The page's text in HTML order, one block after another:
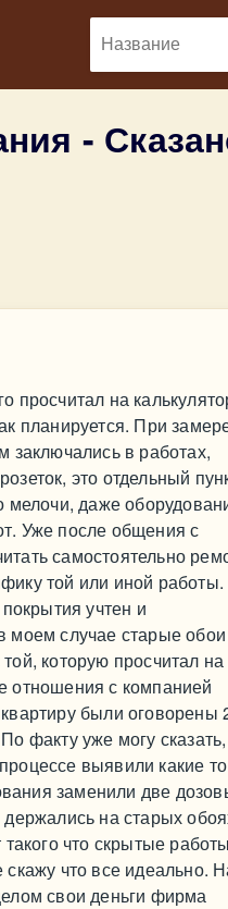
-
просчитал на
планируется. При
заключались в работах,
это отдельный
мелочи, даже
Уже после общения с
самостоятельно
той или иной работы.
учтен и
моем случае старые обои
которую просчитал на
отношения с компанией
были оговорены
факту уже могу сказать,
выявили какие то
заменили две
на старых
что скрытые работы
что все идеально.
свои деньги фирма